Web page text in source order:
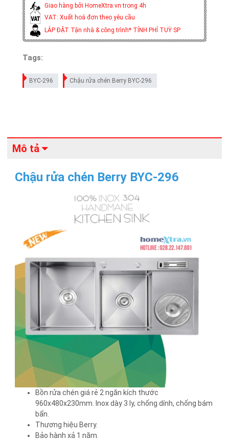
Giao hàng bởi HomeXtra.vn trong 4h
VAT: Xuất hoá đơn theo yêu cầu
LẮP ĐẶT Tận nhà & công trình* TÍNH PHÍ TUỲ SP
Tags:
BYC-296 Chậu rửa chén Berry BYC-296
Mô tả
Chậu rửa chén Berry BYC-296
Bồn rửa chén giá rẻ 2 ngăn kích thước
960x480x230mm. Inox dày 3 ly, chống dính, chống bám
bẩn.
Thương hiệu Berry.
Bảo hành xả 1 năm.